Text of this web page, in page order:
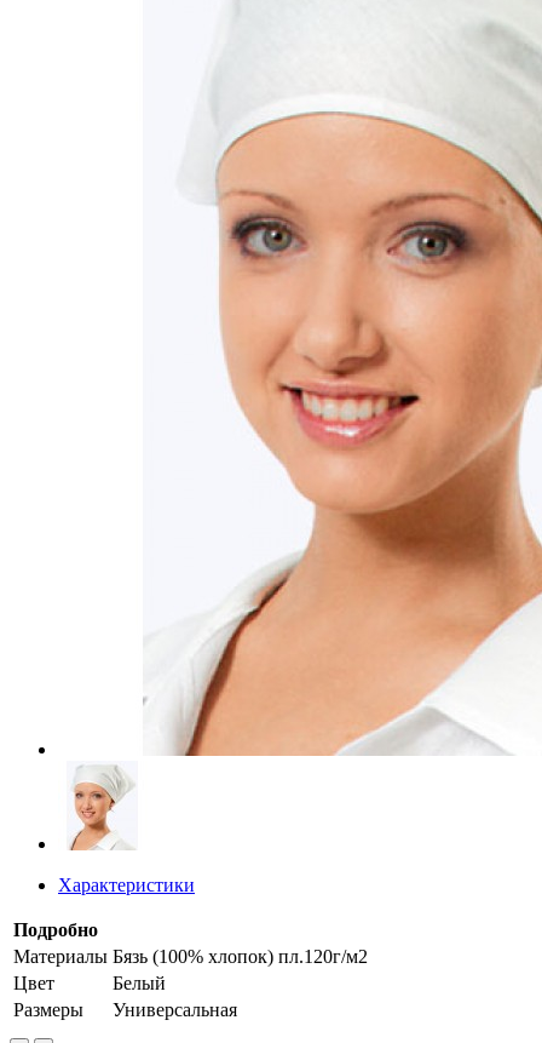
Характеристики
Подробно
Материалы Бязь (100% хлопок) пл.120г/м2
Цвет
Белый
Размеры
Универсальная